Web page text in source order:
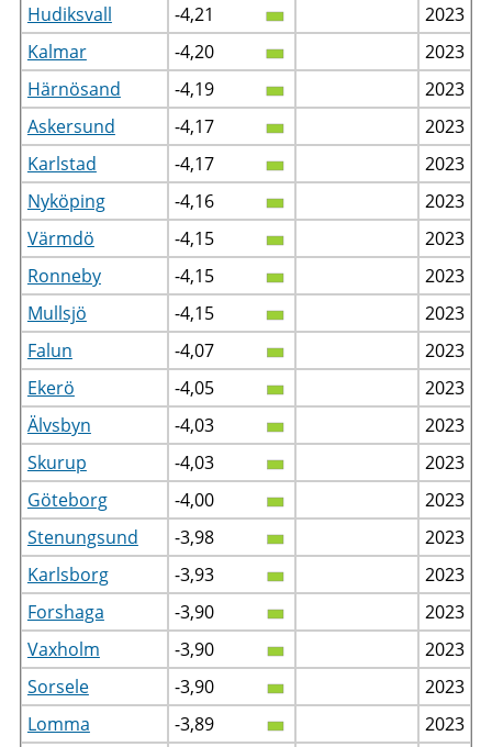
Hudiksvall
-4,21
2023
Kalmar
-4,20
2023
Härnösand
-4,19
2023
Askersund
-4,17
2023
Karlstad
-4,17
2023
Nyköping
-4,16
2023
Värmdö
-4,15
2023
Ronneby
-4,15
2023
Mullsjö
-4,15
2023
Falun
-4,07
2023
Ekerö
-4,05
2023
Älvsbyn
-4,03
2023
Skurup
-4,03
2023
Göteborg
-4,00
2023
Stenungsund
-3,98
2023
Karlsborg
-3,93
2023
Forshaga
-3,90
2023
Vaxholm
-3,90
2023
Sorsele
-3,90
2023
Lomma
-3,89
2023